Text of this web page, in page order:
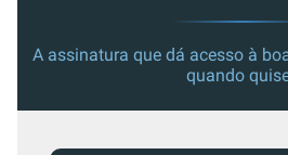
A assinatura que dá acesso à
quando